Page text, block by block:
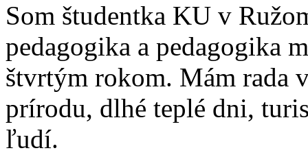
Som študentka KU v
pedagogika a pedagogika
štvrtým rokom. Mám rada
prírodu, dlhé teplé dni,
ľudí.